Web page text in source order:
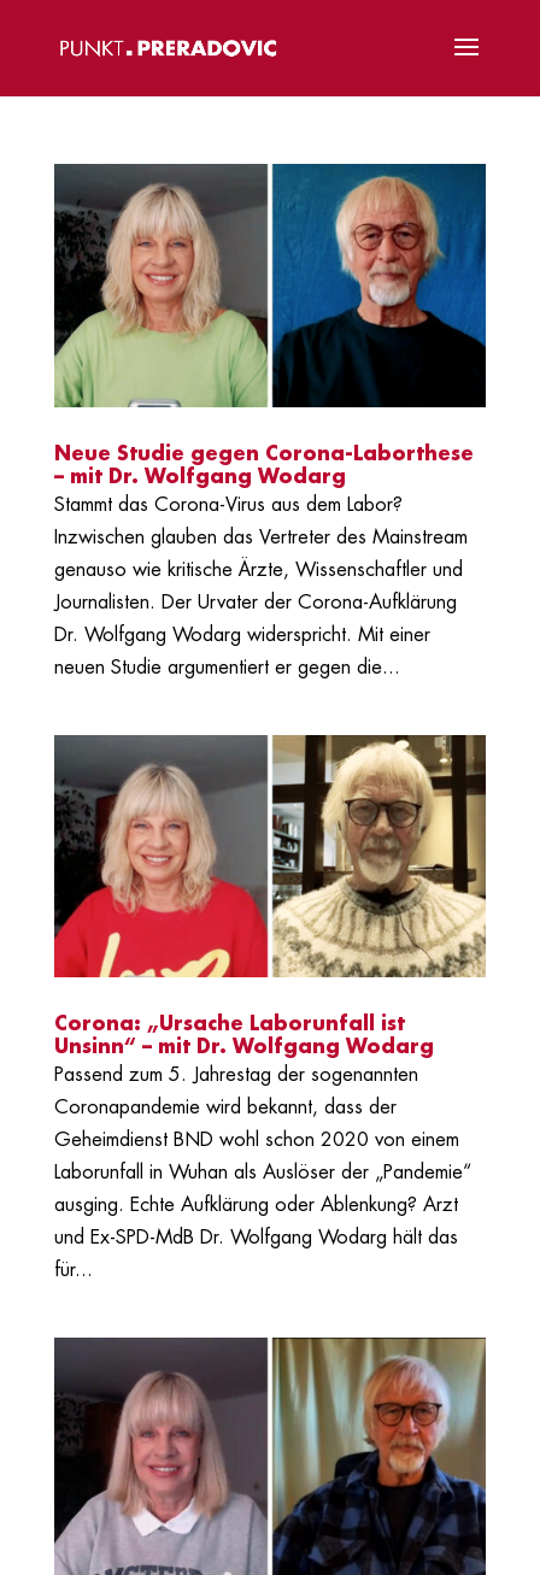
Neue Studie gegen Corona-Laborthese
– mit Dr. Wolfgang Wodarg
Stammt das Corona-Virus aus dem Labor?
Inzwischen glauben das Vertreter des Mainstream
genauso wie kritische Ärzte, Wissenschaftler und
Journalisten. Der Urvater der Corona-Aufklärung
Dr. Wolfgang Wodarg widerspricht. Mit einer
neuen Studie argumentiert er gegen die...
Corona: „Ursache Laborunfall ist
Unsinn“ – mit Dr. Wolfgang Wodarg
Passend zum 5. Jahrestag der sogenannten
Coronapandemie wird bekannt, dass der
Geheimdienst BND wohl schon 2020 von einem
Laborunfall in Wuhan als Auslöser der „Pandemie“
ausging. Echte Aufklärung oder Ablenkung? Arzt
und Ex-SPD-MdB Dr. Wolfgang Wodarg hält das
für...